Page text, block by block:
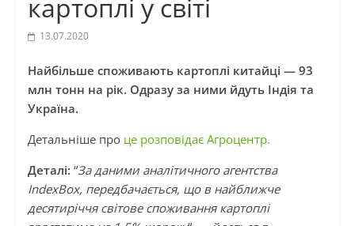
картоплі у світі
13.07.2020
Найбільше споживають картоплі китайці — 93
млн тонн на рік. Одразу за ними йдуть Індія та
Україна.
Детальніше про це розповідає Агроцентр.
Деталі: “За даними аналітичного агентства
IndexBox, передбачається, що в найближче
десятиріччя світове споживання картоплі